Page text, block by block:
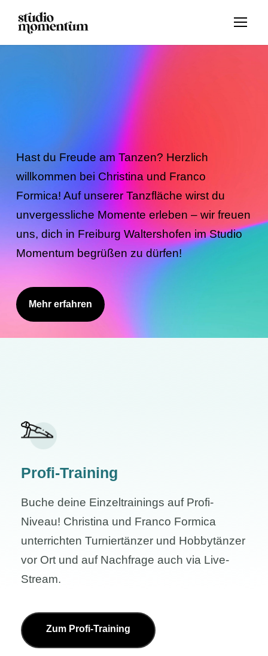
Hast du Freude am Tanzen? Herzlich
willkommen bei Christina und Franco
Formica! Auf unserer Tanzfläche wirst du
unvergessliche Momente erleben – wir freuen
uns, dich in Freiburg Waltershofen im Studio
Momentum begrüßen zu dürfen!
Mehr erfahren
Profi-Training
Buche deine Einzeltrainings auf Profi-
Niveau! Christina und Franco Formica
unterrichten Turniertänzer und Hobbytänzer
vor Ort und auf Nachfrage auch via Live-
Stream.
Zum Profi-Training